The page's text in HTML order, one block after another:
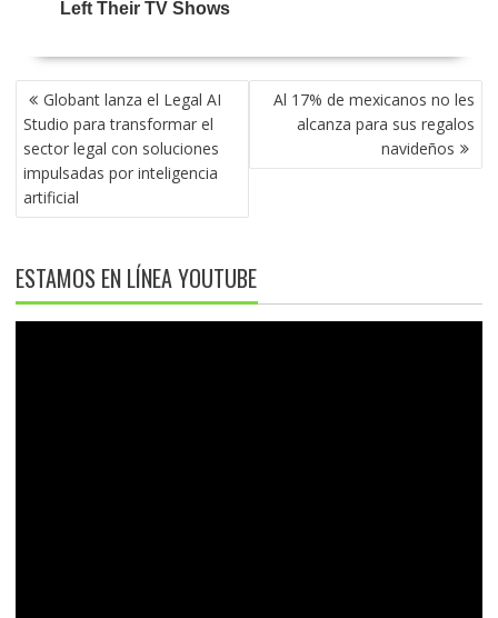
NAVEGACIÓN
DE
ENTRADAS
Globant lanza el Legal AI
Studio para transformar el
sector legal con soluciones
impulsadas por inteligencia
artificial
Al 17% de mexicanos no les
alcanza para sus regalos
navideños
ESTAMOS EN LÍNEA YOUTUBE